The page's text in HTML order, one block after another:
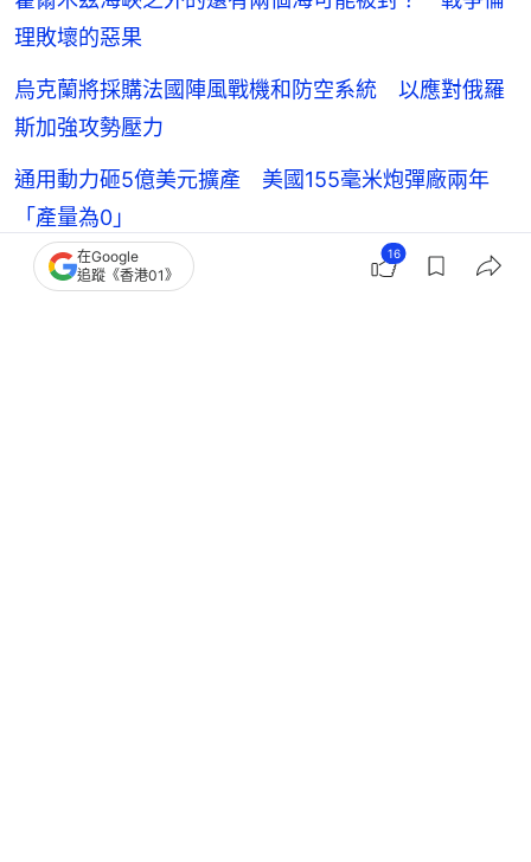
理敗壞的惡果
烏克蘭將採購法國陣風戰機和防空系統 以應對俄羅
斯加強攻勢壓力
通用動力砸5億美元擴產 美國155毫米炮彈廠兩年
「產量為0」
特朗普：普京已準備好達成協議 以結束俄烏戰爭
在Google
追蹤《香港01》
16